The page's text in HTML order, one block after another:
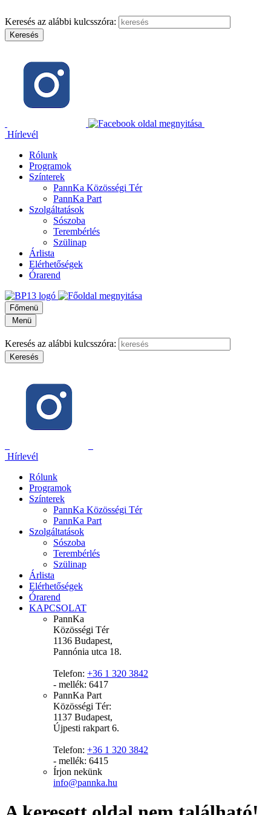
Keresés az alábbi kulcsszóra:
Hírlevél
Rólunk
Programok
Színterek
PannKa Közösségi Tér
PannKa Part
Szolgáltatások
Sószoba
Terembérlés
Szülinap
Árlista
Elérhetőségek
Órarend
Főmenü
Menü
Keresés az alábbi kulcsszóra:
Hírlevél
Rólunk
Programok
Színterek
PannKa Közösségi Tér
PannKa Part
Szolgáltatások
Sószoba
Terembérlés
Szülinap
Árlista
Elérhetőségek
Órarend
KAPCSOLAT
PannKa
Közösségi Tér
1136 Budapest,
Pannónia utca 18.
Telefon: +36 1 320 3842
- mellék: 6417
PannKa Part
Közösségi Tér:
1137 Budapest,
Újpesti rakpart 6.
Telefon: +36 1 320 3842
- mellék: 6415
Írjon nekünk
info@pannka.hu